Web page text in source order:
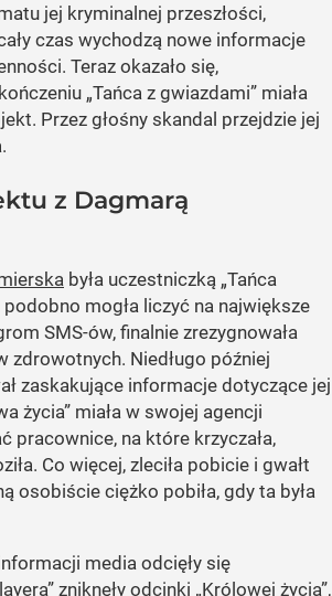
jej kryminalnej przeszłości,
czas wychodzą nowe informacje
Teraz okazało się,
„Tańca z gwiazdami” miała
Przez głośny skandal przejdzie jej
z Dagmarą
była uczestniczką „Tańca
mogła liczyć na największe
SMS-ów, finalnie zrezygnowała
zdrowotnych. Niedługo później
zaskakujące informacje dotyczące jej
życia” miała w swojej agencji
pracownice, na które krzyczała,
Co więcej, zleciła pobicie i gwałt
osobiście ciężko pobiła, gdy ta była
media odcięły się
zniknęły odcinki „Królowej życia”,